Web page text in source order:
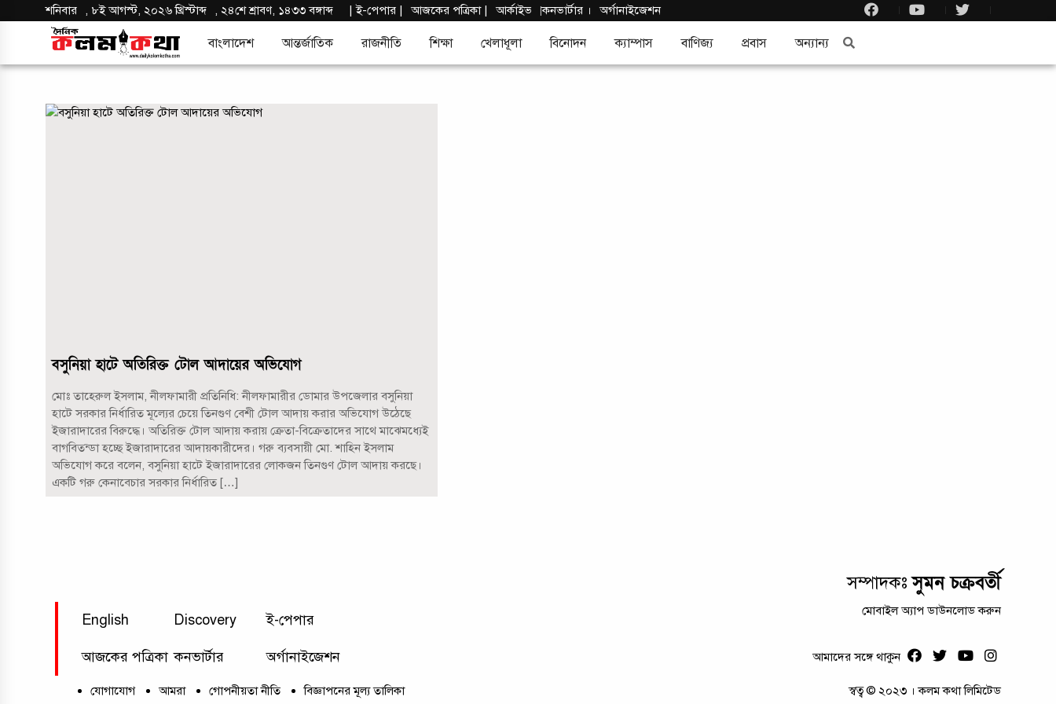
শনিবার , ৮ই আগস্ট, ২০২৬ খ্রিস্টাব্দ ,২৪শে শ্রাবণ, ১৪৩৩ বঙ্গাব্দ |ই-পেপার | আজকের পত্রিকা | আর্কাইভ |কনভার্টার । অর্গানাইজেশন
বাংলাদেশ আন্তর্জাতিক রাজনীতি শিক্ষা খেলাধূলা বিনোদন ক্যাম্পাস বাণিজ্য প্রবাস অন্যান্য
বসুনিয়া হাটে অতিরিক্ত টোল আদায়ের অভিযোগ
মোঃ তাহেরুল ইসলাম, নীলফামারী প্রতিনিধি: নীলফামারীর ডোমার উপজেলার বসুনিয়া
হাটে সরকার নির্ধারিত মূল্যের চেয়ে তিনগুণ বেশী টোল আদায় করার অভিযোগ উঠেছে
ইজারাদারের বিরুদ্ধে। অতিরিক্ত টোল আদায় করায় ক্রেতা-বিক্রেতাদের সাথে মাঝেমধ্যেই
বাগবিতন্ডা হচ্ছে ইজারাদারের আদায়কারীদের। গরু ব্যবসায়ী মো. শাহিন ইসলাম
অভিযোগ করে বলেন, বসুনিয়া হাটে ইজারাদারের লোকজন তিনগুণ টোল আদায় করছে।
একটি গরু কেনাবেচার সরকার নির্ধারিত […]
সম্পাদকঃসুমন চক্রবর্তী
English Discovery ই-পেপার
আজকের পত্রিকা কনভার্টার অর্গানাইজেশন
মোবাইল অ্যাপ ডাউনলোড করুন
আমাদের সঙ্গে থাকুন
যোগাযোগ আমরা গোপনীয়তা নীতি বিজ্ঞাপনের মূল্য তালিকা স্বত্ব © ২০২৩ । কলম কথা লিমিটেড